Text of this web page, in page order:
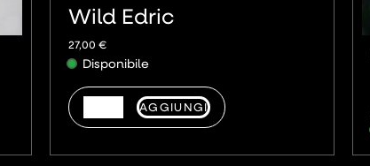
Wild Edric
27,00 €
Disponibile
AGGIUNGI